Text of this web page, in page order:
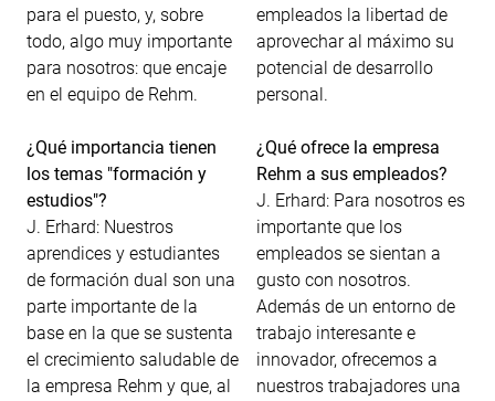
para el puesto, y, sobre
todo, algo muy importante
para nosotros: que encaje
en el equipo de Rehm.
¿Qué importancia tienen
los temas "formación y
estudios"?
J. Erhard: Nuestros
aprendices y estudiantes
de formación dual son una
parte importante de la
base en la que se sustenta
el crecimiento saludable de
la empresa Rehm y que, al
empleados la libertad de
aprovechar al máximo su
potencial de desarrollo
personal.
¿Qué ofrece la empresa
Rehm a sus empleados?
J. Erhard: Para nosotros es
importante que los
empleados se sientan a
gusto con nosotros.
Además de un entorno de
trabajo interesante e
innovador, ofrecemos a
nuestros trabajadores una